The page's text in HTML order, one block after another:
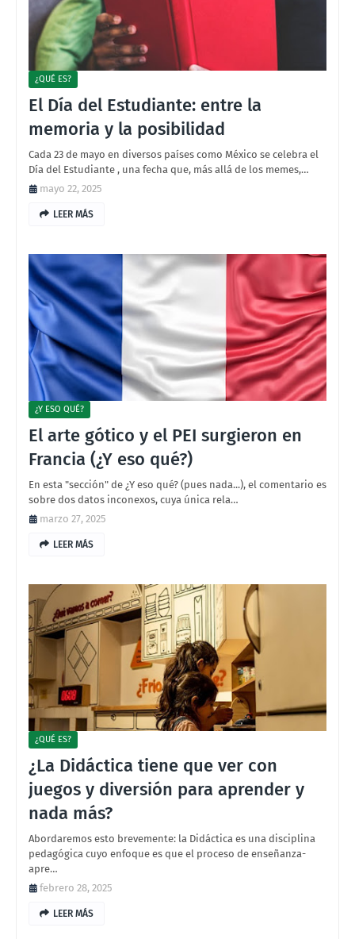
¿QUÉ ES?
El Día del Estudiante: entre la
memoria y la posibilidad
Cada 23 de mayo en diversos países como México se celebra el
Día del Estudiante , una fecha que, más allá de los memes,…
mayo 22, 2025
LEER MÁS
¿Y ESO QUÉ?
El arte gótico y el PEI surgieron en
Francia (¿Y eso qué?)
En esta "sección" de ¿Y eso qué? (pues nada...), el comentario es
sobre dos datos inconexos, cuya única rela…
marzo 27, 2025
LEER MÁS
¿QUÉ ES?
¿La Didáctica tiene que ver con
juegos y diversión para aprender y
nada más?
Abordaremos esto brevemente: la Didáctica es una disciplina
pedagógica cuyo enfoque es que el proceso de enseñanza-
apre…
febrero 28, 2025
LEER MÁS